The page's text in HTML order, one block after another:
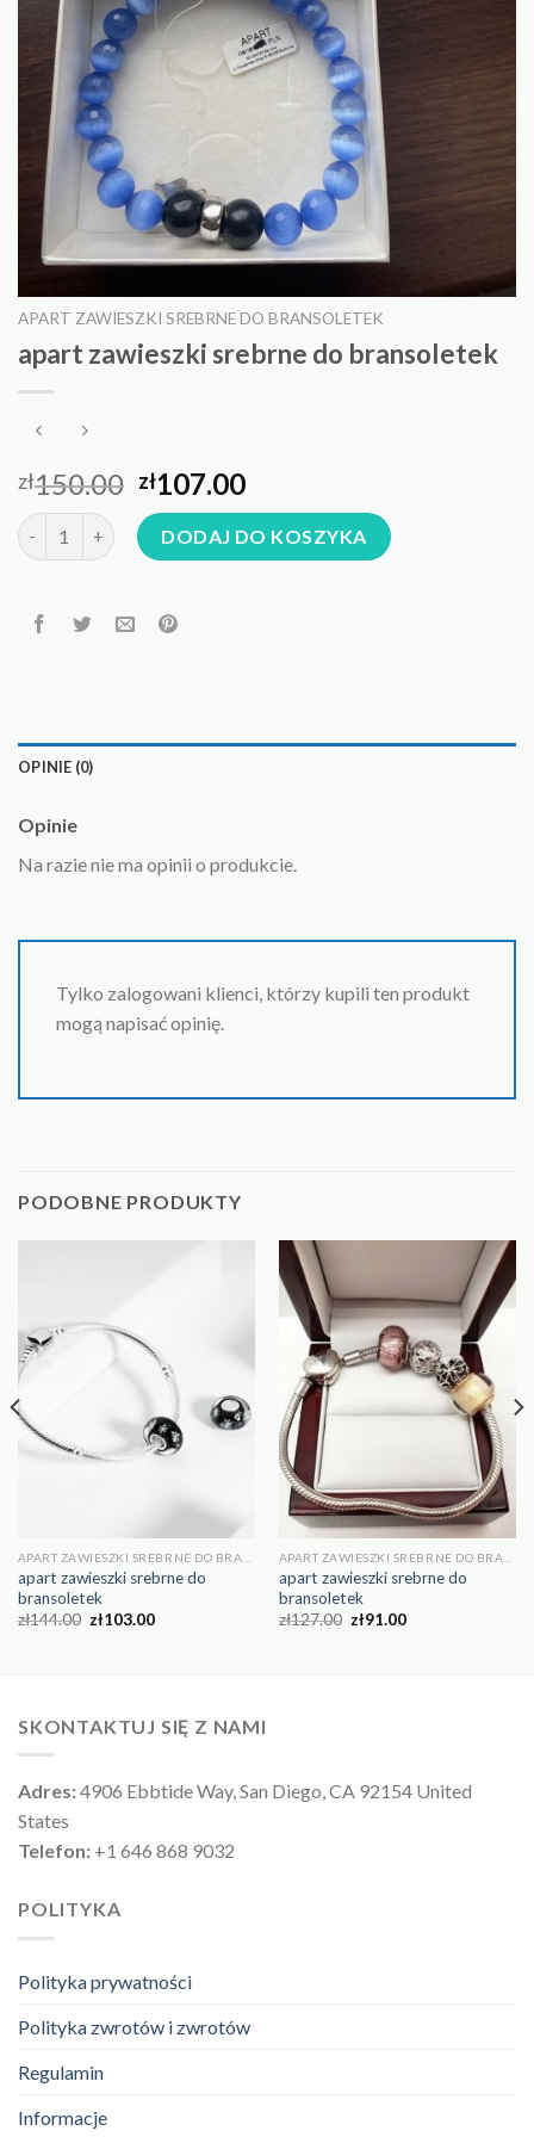
APART ZAWIESZKI SREBRNE DO BRANSOLETEK
apart zawieszki srebrne do bransoletek
zł150.00 zł107.00
ilość apart zawieszki srebrne do bransoletek
DODAJ DO KOSZYKA
OPINIE (0)
Opinie
Na razie nie ma opinii o produkcie.
Tylko zalogowani klienci, którzy kupili ten produkt
mogą napisać opinię.
PODOBNE PRODUKTY
apart zawieszki srebrne do
bransoletek
zł144.00 zł103.00
apart zawieszki srebrne do
bransoletek
zł127.00 zł91.00
SKONTAKTUJ SIĘ Z NAMI
Adres:4906 Ebbtide Way, San Diego, CA 92154 United
States
Telefon: +1 646 868 9032
POLITYKA
Polityka prywatności
Polityka zwrotów i zwrotów
Regulamin
Informacje